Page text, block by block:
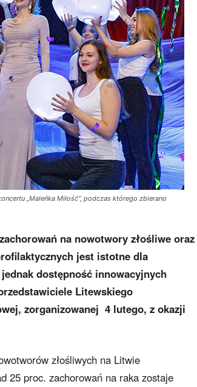
„Maleńka Miłość”, podczas którego zbierano
na nowotwory złośliwe oraz
jest istotne dla
dostępność innowacyjnych
Litewskiego
zorganizowanej 4 lutego, z okazji
złośliwych na Litwie
25 proc. zachorowań na raka zostaje